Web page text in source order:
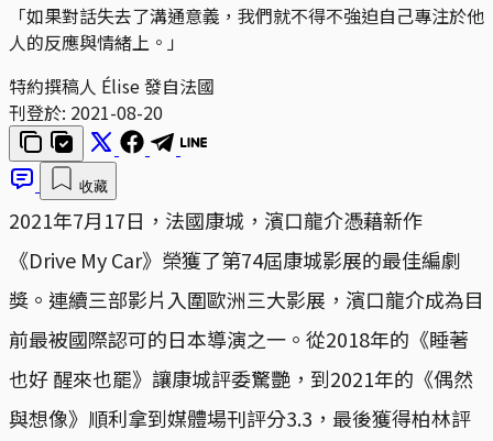
「如果對話失去了溝通意義，我們就不得不強迫自己專注於他
人的反應與情緒上。」
特約撰稿人 Élise 發自法國
刊登於: 2021-08-20
收藏
2021年7月17日，法國康城，濱口龍介憑藉新作
《Drive My Car》榮獲了第74屆康城影展的最佳編劇
獎。連續三部影片入圍歐洲三大影展，濱口龍介成為目
前最被國際認可的日本導演之一。從2018年的《睡著
也好 醒來也罷》讓康城評委驚艷，到2021年的《偶然
與想像》順利拿到媒體場刊評分3.3，最後獲得柏林評